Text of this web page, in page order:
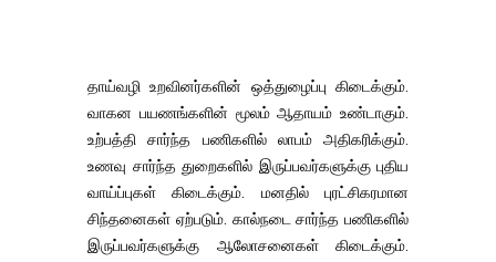
தாய்வழி உறவினர்களின் ஒத்துழைப்பு கிடைக்கும்.
வாகன பயணங்களின் மூலம் ஆதாயம் உண்டாகும்.
உற்பத்தி சார்ந்த பணிகளில் லாபம் அதிகரிக்கும்.
உணவு சார்ந்த துறைகளில் இருப்பவர்களுக்கு புதிய
வாய்ப்புகள் கிடைக்கும். மனதில் புரட்சிகரமான
சிந்தனைகள் ஏற்படும். கால்நடை சார்ந்த பணிகளில்
இருப்பவர்களுக்கு ஆலோசனைகள் கிடைக்கும்.